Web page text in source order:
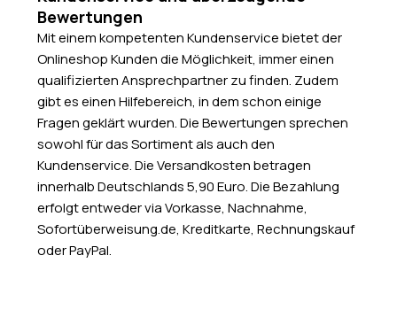
Bewertungen
Mit einem kompetenten Kundenservice bietet der
Onlineshop Kunden die Möglichkeit, immer einen
qualifizierten Ansprechpartner zu finden. Zudem
gibt es einen Hilfebereich, in dem schon einige
Fragen geklärt wurden. Die Bewertungen sprechen
sowohl für das Sortiment als auch den
Kundenservice. Die Versandkosten betragen
innerhalb Deutschlands 5,90 Euro. Die Bezahlung
erfolgt entweder via Vorkasse, Nachnahme,
Sofortüberweisung.de, Kreditkarte, Rechnungskauf
oder PayPal.